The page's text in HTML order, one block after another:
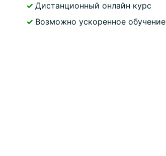
✓ Дистанционный онлайн курс
✓ Возможно ускоренное обучение